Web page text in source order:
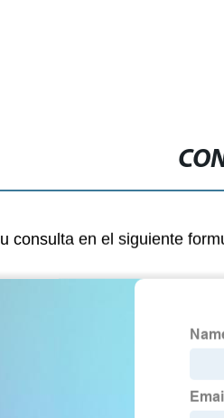
consulta en el siguiente